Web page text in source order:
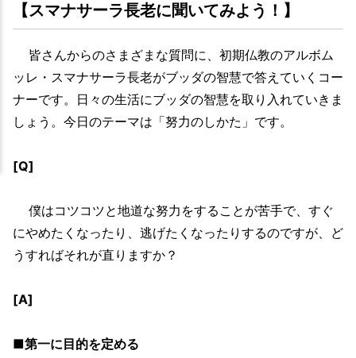
【スマナサーラ長老に聞いてみよう！】
皆さんからのさまざまな質問に、初期仏教のアルボム
ッレ・スマナサーラ長老がブッダの智慧で答えていくコー
ナーです。日々の生活にブッダの智慧を取り入れていきま
しょう。今日のテーマは「努力のしかた」です。
[Q]
僕はコツコツと地道な努力をすることが苦手で、すぐ
にやめたくなったり、逃げたくなったりするのですが、ど
うすればそれが直りますか？
[A]
■第一に目的を定める